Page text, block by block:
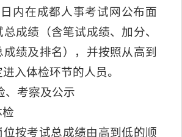
内在成都人事考试网公布面
成绩（含笔试成绩、加分、
绩及排名），并按照从高到
入体检环节的人员。
、考察及公示
检
位按考试总成绩由高到低的顺